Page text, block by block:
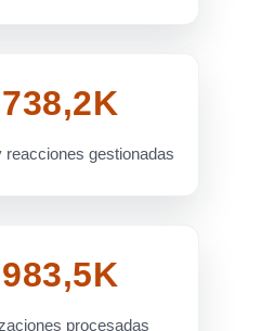
reacciones gestionadas
procesadas